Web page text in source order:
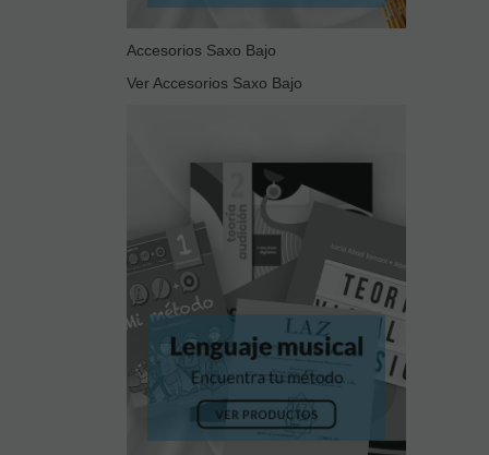
Accesorios Saxo Bajo
Ver Accesorios Saxo Bajo